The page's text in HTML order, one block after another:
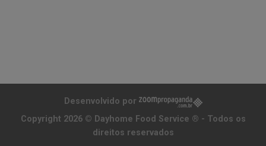
Desenvolvido por
Copyright 2026 © Dayhome Food Service ® - Todos os
direitos reservados